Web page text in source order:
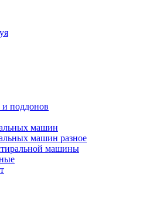
поддонов
машин
машин разное
машины